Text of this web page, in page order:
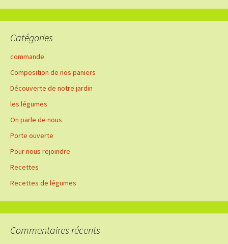
Catégories
commande
Composition de nos paniers
Découverte de notre jardin
les légumes
On parle de nous
Porte ouverte
Pour nous rejoindre
Recettes
Recettes de légumes
Commentaires récents